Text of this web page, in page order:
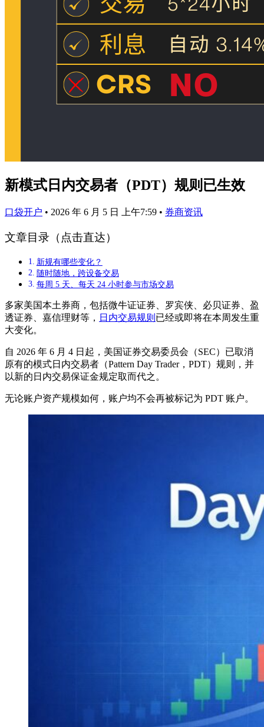
新模式日内交易者（PDT）规则已生效
口袋开户 • 2026 年 6 月 5 日 上午7:59 • 券商资讯
文章目录（点击直达）
新规有哪些变化？
随时随地，跨设备交易
每周 5 天、每天 24 小时参与市场交易
多家美国本土券商，包括微牛证证券、罗宾侠、必贝证券、盈
透证券、嘉信理财等， 日内交易规则 已经或即将在本周发生重
大变化。
自 2026 年 6 月 4 日起，美国证券交易委员会（SEC）已取消
原有的模式日内交易者（Pattern Day Trader，PDT）规则，并
以新的日内交易保证金规定取而代之。
无论账户资产规模如何，账户均不会再被标记为 PDT 账户。